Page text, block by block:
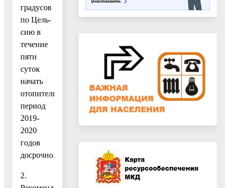
градусов
по Цель-
сию в
течение
пяти
суток
начать
отопительный
период
2019-
2020
годов
досрочно.
2.